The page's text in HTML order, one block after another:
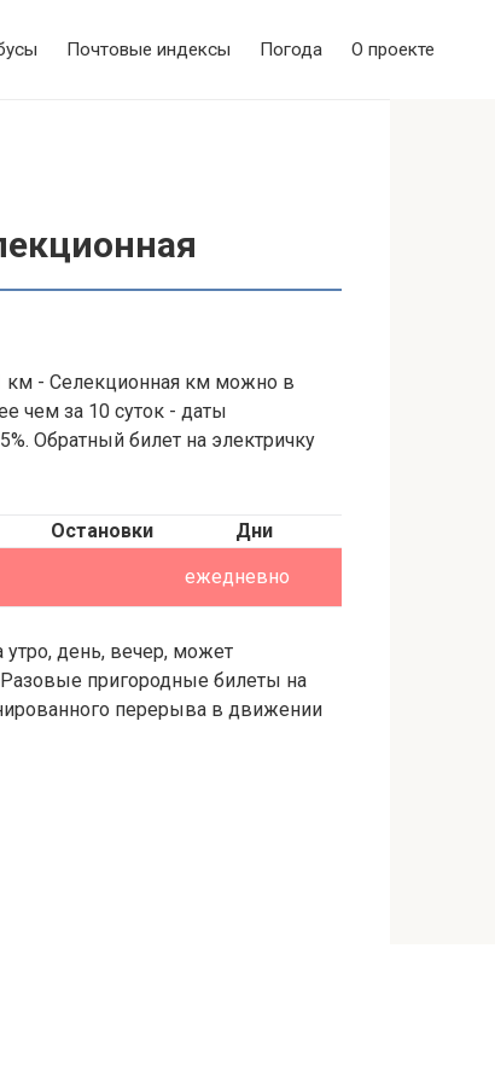
Почтовые индексы Погода О проекте
1 км - Селекционная км можно в
чем за 10 суток - даты
Обратный билет на электричку
Остановки
Дни
ежедневно
утро, день, вечер, может
пригородные билеты на
перерыва в движении